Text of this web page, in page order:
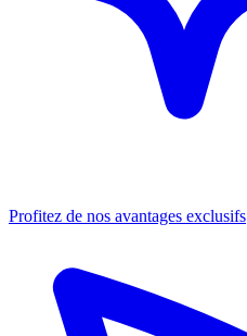
Profitez de nos avantages exclusifs